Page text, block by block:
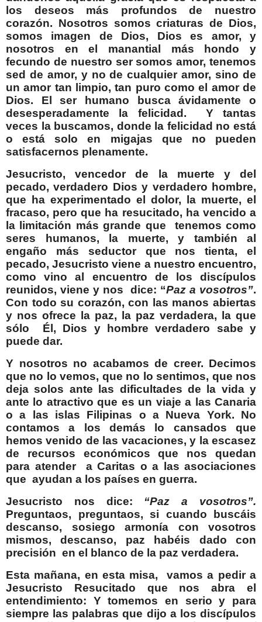
los deseos más profundos de nuestro
corazón. Nosotros somos criaturas de Dios,
somos imagen de Dios, Dios es amor, y
nosotros en el manantial más hondo y
fecundo de nuestro ser somos amor, tenemos
sed de amor, y no de cualquier amor, sino de
un amor tan limpio, tan puro como el amor de
Dios. El ser humano busca ávidamente o
desesperadamente la felicidad.
Y tantas
veces la buscamos, donde la felicidad no está
o está solo en migajas que no pueden
satisfacernos plenamente.
Jesucristo, vencedor de la muerte y del
pecado, verdadero Dios y verdadero hombre,
que ha experimentado el dolor, la muerte, el
fracaso, pero que ha resucitado, ha vencido a
la limitación más grande que
tenemos como
seres humanos, la muerte, y también al
engaño más seductor que nos tienta, el
pecado, Jesucristo viene a nuestro encuentro,
como vino al encuentro de los discípulos
reunidos, viene y nos
dice: “Paz a vosotros”.
Con todo su corazón, con las manos abiertas
y nos ofrece la paz, la paz verdadera, la que
sólo
Él, Dios y hombre verdadero sabe y
puede dar.
Y nosotros no acabamos de creer. Decimos
que no lo vemos, que no lo sentimos, que nos
deja solos ante las dificultades de la vida y
ante lo atractivo que es un viaje a las Canaria
o a las islas Filipinas o a Nueva York. No
contamos a los demás lo cansados que
hemos venido de las vacaciones, y la escasez
de recursos económicos que nos quedan
para atender
a Caritas o a las asociaciones
que ayudan a los países en guerra.
Jesucristo nos dice: “Paz a vosotros”.
Preguntaos, preguntaos, si cuando buscáis
descanso, sosiego armonía con vosotros
mismos, descanso, paz habéis dado con
precisión en el blanco de la paz verdadera.
Esta mañana, en esta misa,
vamos a pedir a
Jesucristo Resucitado que nos abra el
entendimiento: Y tomemos en serio y para
siempre las palabras que dijo a los discípulos